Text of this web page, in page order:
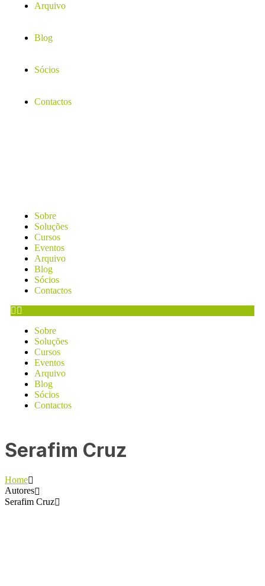
Arquivo
Blog
Sócios
Contactos
Sobre
Soluções
Cursos
Eventos
Arquivo
Blog
Sócios
Contactos
Sobre
Soluções
Cursos
Eventos
Arquivo
Blog
Sócios
Contactos
Serafim Cruz
Home
Autores
Serafim Cruz